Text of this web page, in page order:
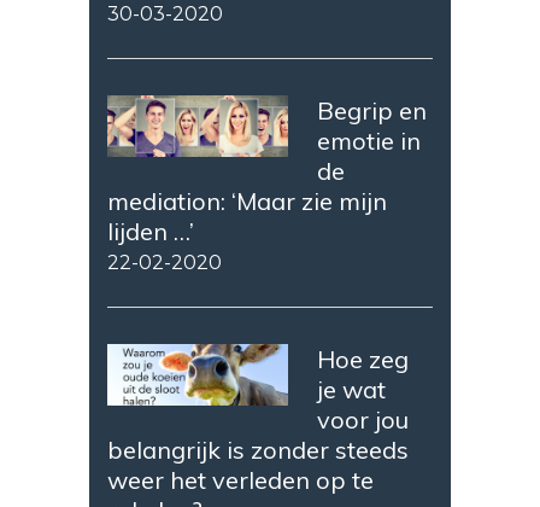
30-03-2020
Begrip en
emotie in
de
mediation: ‘Maar zie mijn
lijden …’
22-02-2020
Hoe zeg
je wat
voor jou
belangrijk is zonder steeds
weer het verleden op te